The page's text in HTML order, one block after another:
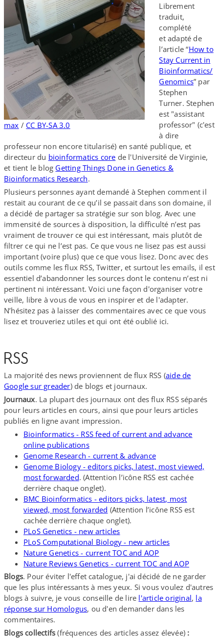
max /​ CC BY-​SA 3.0
Librement
traduit,
complété
et adapté de
l’article “How to
Stay Current in
Bioinformatics/​
Genomics” par
Stephen
Turner. Stephen
est "assistant
professor" (c'est
à dire
professeur non encore titularisé) en santé publique, et
directeur du bioinformatics core de l'Université de Virginie,
et tient le blog Getting Things Done in Genetics &
Bioinformatics Research.
Plusieurs personnes ayant demandé à Stephen comment il
restait au courant de ce qu’il se passait dans son domaine, il
a décidé de partager sa stratégie sur son blog. Avec une
immensité de sources à disposition, la difficulté n’est pas
vraiment de trouver ce qui est intéressant, mais plutôt de
filtrer ce qui ne l’est pas. Ce que vous ne lisez pas est aussi
important (voire plus) que ce que vous lisez. Donc avec des
outils comme les flux RSS, Twitter, et surtout les emails, il est
essentiel d’abandonner les sources dont le contenu n’est ni
pertinent ni intéressant. Voici une façon d'organiser votre
veille, libre à vous de vous en inspirer et de l'adapter.
N’hésitez pas à laisser des commentaires avec ce que vous
lisez et trouveriez utiles et qui ont été oublié ici.
RSS
La majorité des news proviennent de flux RSS (aide de
Google sur greader) de blogs et journaux.
Journaux. La plupart des journaux ont des flux RSS séparés
pour leurs articles en cours, ainsi que pour leurs articles
publiés en ligne avant impression.
Bioinformatics - RSS feed of current and advance
online publications
Genome Research - current & advance
Genome Biology - editors picks, latest, most viewed,
most forwarded. (Attention l’icône RSS est cachée
derrière chaque onglet).
BMC Bioinformatics - editors picks, latest, most
viewed, most forwarded (Attention l’icône RSS est
cachée derrière chaque onglet).
PLoS Genetics - new articles
PLoS Computational Biology - new articles
Nature Genetics - current TOC and AOP
Nature Reviews Genetics - current TOC and AOP
Blogs. Pour éviter l'effet catalogue, j'ai décidé de ne garder
que les plus intéressants à mes yeux. Si vous voulez d'autres
blogs à suivre, je vous conseille de lire l'article original, la
réponse sur Homologus, ou d'en demander dans les
commentaires.
Blogs collectifs (fréquences des articles assez élevée) :